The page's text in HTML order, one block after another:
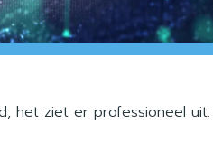
het ziet er professioneel